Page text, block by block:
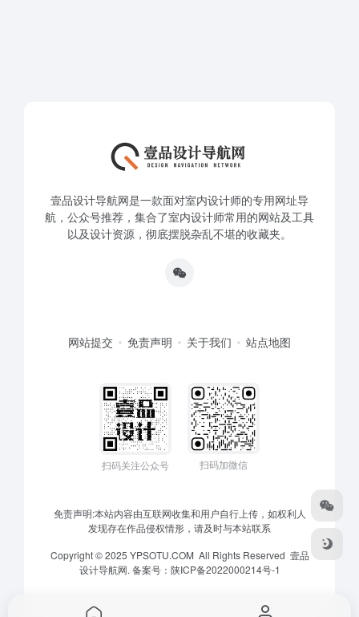
壹品设计导航网是一款面对室内设计师的专用网址导
航，公众号推荐，集合了室内设计师常用的网站及工具
以及设计资源，彻底摆脱杂乱不堪的收藏夹。
网站提交 免责声明 关于我们 站点地图
扫码关注公众号 扫码加微信
免责声明:本站内容由互联网收集和用户自行上传，如权利人
发现存在作品侵权情形，请及时与本站联系
Copyright © 2025 YPSOTU.COM All Rights Reserved 壹品
设计导航网. 备案号： 陕ICP备2022000214号-1